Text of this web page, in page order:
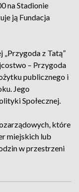
na Stadionie
ją Fundacja
z Tatą”
– Przygoda
publicznego i
Jego
Społecznej.
które
miejskich lub
w przestrzeni